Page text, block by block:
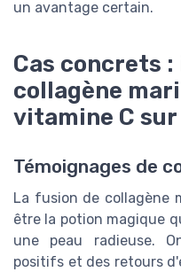
un avantage certain.
Cas concrets
collagène
vitamine C sur
Témoignages de
La fusion de collagène
être la potion magique
une peau radieuse.
positifs et des retours